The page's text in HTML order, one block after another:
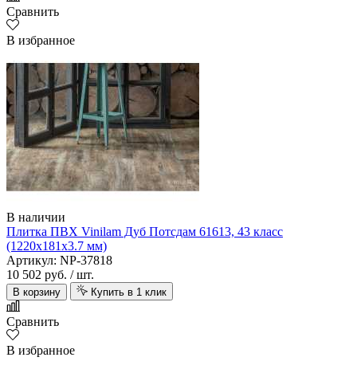
Сравнить
В избранное
В наличии
Плитка ПВХ Vinilam Дуб Потсдам 61613, 43 класс
(1220х181х3.7 мм)
Артикул: NP-37818
10 502 руб. / шт.
В корзину Купить в 1 клик
Сравнить
В избранное